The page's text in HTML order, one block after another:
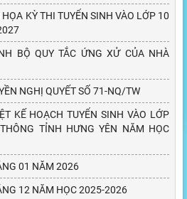
KỲ THI TUYỂN SINH VÀO LỚP 10
BỘ QUY TẮC ỨNG XỬ CỦA NHÀ
NGHỊ QUYẾT SỐ 71-NQ/TW
KẾ HOẠCH TUYỂN SINH VÀO LỚP
TỈNH HƯNG YÊN NĂM HỌC
01 NĂM 2026
12 NĂM HỌC 2025-2026